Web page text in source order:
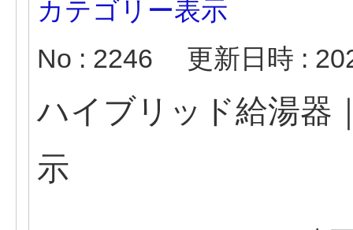
カテゴリー表示
No : 2246
更新日時 :
ハイブリッド給湯
示